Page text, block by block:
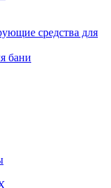
средства для
бани